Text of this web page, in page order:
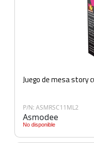
Juego de mesa story
P/N: ASMRSC11ML2
Asmodee
No disponible